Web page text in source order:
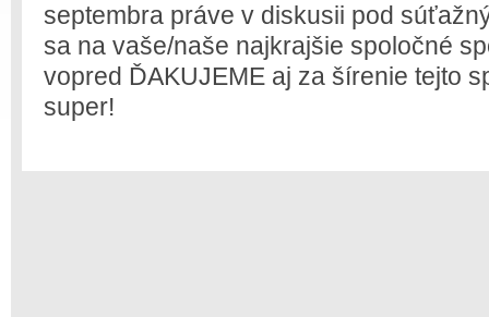
septembra práve v diskusii pod
sa na vaše/naše najkrajšie spoločné
vopred ĎAKUJEME aj za šírenie tejto
super!